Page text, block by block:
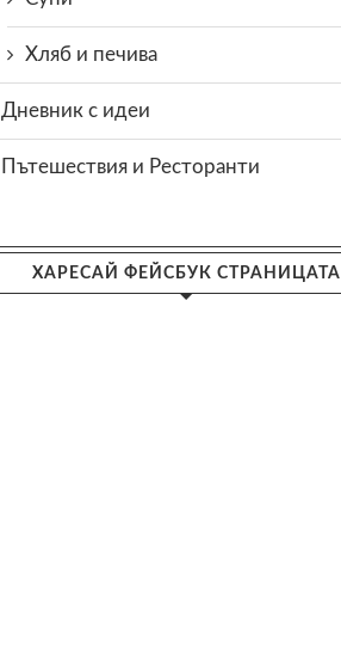
Хляб и печива
Дневник с идеи
Пътешествия и Ресторанти
ХАРЕСАЙ ФЕЙСБУК СТРАНИЦАТА